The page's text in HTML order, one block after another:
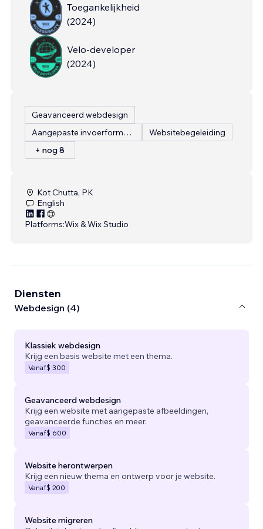
Toegankelijkheid
(2024)
Velo-developer
(2024)
Geavanceerd webdesign
Aangepaste invoerformulieren
Websitebegeleiding
+ nog 8
Kot Chutta, PK
English
Platforms:Wix & Wix Studio
Diensten
Webdesign (4)
Klassiek webdesign
Krijg een basis website met een thema.
Vanaf$ 300
Geavanceerd webdesign
Krijg een website met aangepaste afbeeldingen,
geavanceerde functies en meer.
Vanaf$ 600
Website herontwerpen
Krijg een nieuw thema en ontwerp voor je website.
Vanaf$ 200
Website migreren